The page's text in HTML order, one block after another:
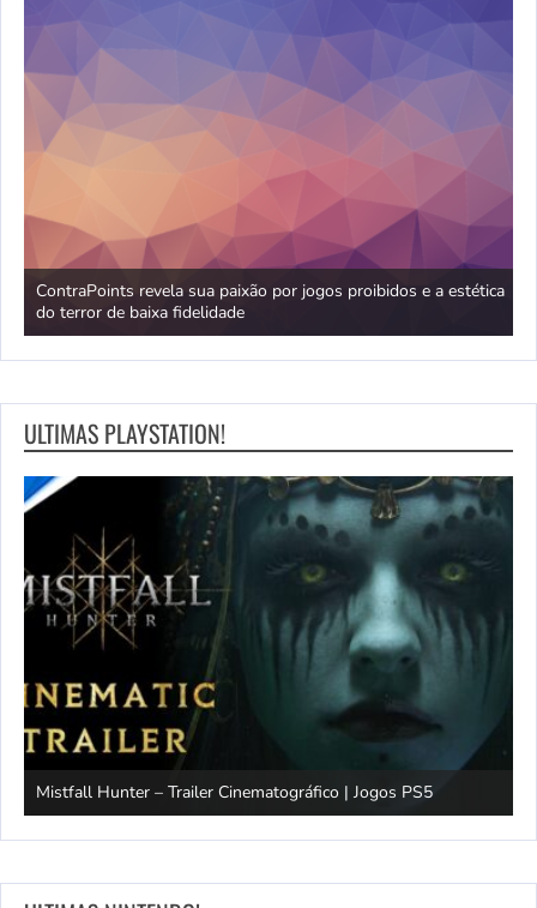
ContraPoints revela sua paixão por jogos proibidos e a estética
do terror de baixa fidelidade
ULTIMAS PLAYSTATION!
Mistfall Hunter – Trailer Cinematográfico | Jogos PS5